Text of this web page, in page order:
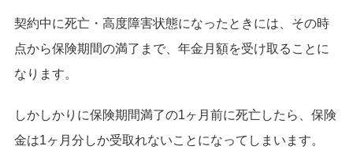
契約中に死亡・高度障害状態になったときには、その時
点から保険期間の満了まで、年金月額を受け取ることに
なります。
しかしかりに保険期間満了の1ヶ月前に死亡したら、保険
金は1ヶ月分しか受取れないことになってしまいます。